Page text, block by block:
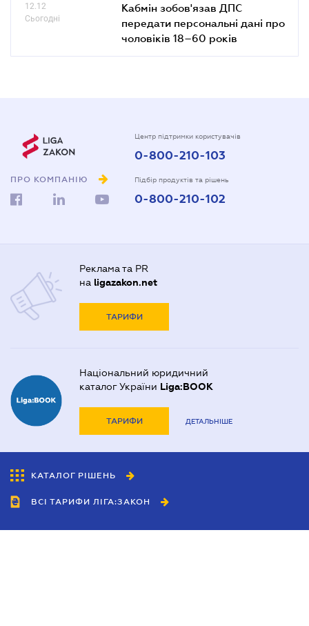
12.12
Сьогодні
Кабмін зобов'язав ДПС
передати персональні дані про
чоловіків 18–60 років
ПРО КОМПАНІЮ
Центр підтримки користувачів
0-800-210-103
Підбір продуктів та рішень
0-800-210-102
Реклама та PR
на ligazakon.net
ТАРИФИ
Національний юридичний
каталог України Liga:BOOK
ТАРИФИ ДЕТАЛЬНІШЕ
КАТАЛОГ РІШЕНЬ
ВСІ ТАРИФИ ЛІГА:ЗАКОН